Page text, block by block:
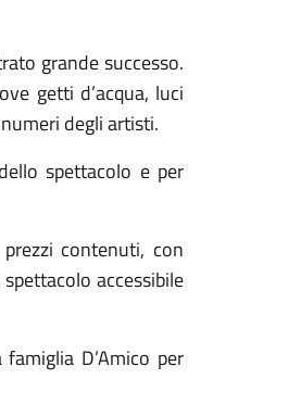
grande successo.
getti d’acqua, luci
degli artisti.
spettacolo e per
contenuti, con
accessibile
D’Amico per